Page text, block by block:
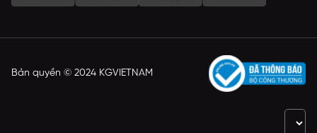
Bản quyền © 2024 KGVIETNAM